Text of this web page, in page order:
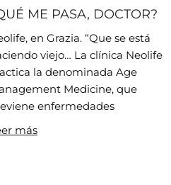
ME PASA, DOCTOR?
en Grazia. “Que se está
viejo… La clínica Neolife
la denominada Age
Medicine, que
enfermedades
más